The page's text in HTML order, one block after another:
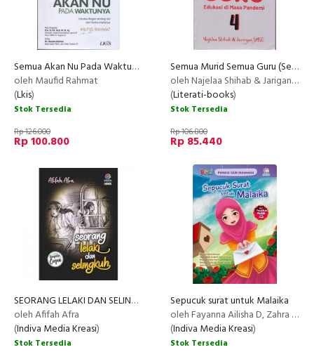
Semua Akan Nu Pada Waktunya : Catatan Ringan tentang NU dan Tradisi-Tradisinya
oleh Maufid Rahmat
(Lkis)
Stok Tersedia
Rp 126.000
Rp 100.800
Semua Murid Semua Guru (Seri 4) Edukasi di masa pandemi
oleh Najelaa Shihab & Jarigan smsg
(Literati-books)
Stok Tersedia
Rp 106.800
Rp 85.440
SEORANG LELAKI DAN SELINGKUH
oleh Afifah Afra
(Indiva Media Kreasi)
Stok Tersedia
Sepucuk surat untuk Malaika
oleh Fayanna Ailisha D, Zahra Roidah A.H, dkk
(Indiva Media Kreasi)
Stok Tersedia